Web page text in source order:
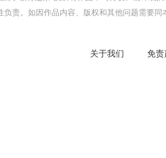
负责。如因作品内容、版权和其他问题需要
关于我们 免责